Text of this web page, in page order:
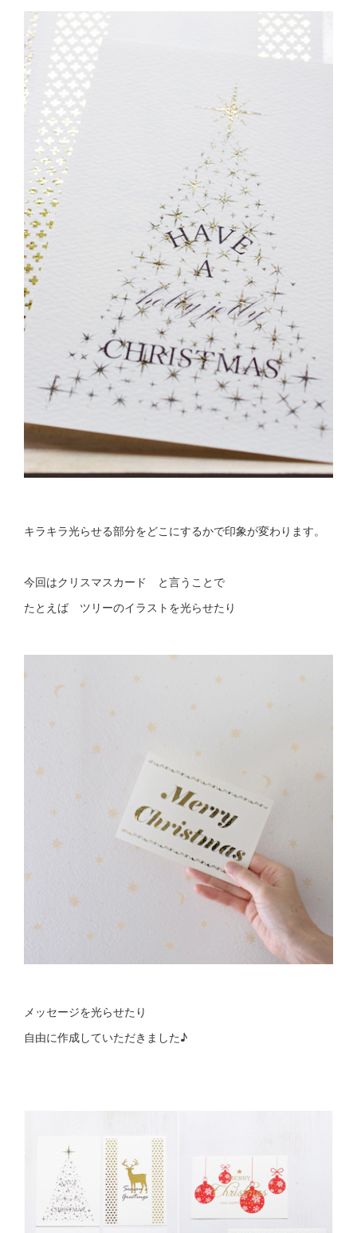
キラキラ光らせる部分をどこにするかで印象が変わります。
今回はクリスマスカード と言うことで
たとえば ツリーのイラストを光らせたり
メッセージを光らせたり
自由に作成していただきました♪